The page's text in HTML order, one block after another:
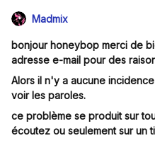
Madmix
bonjour honeybop merci de
adresse e-mail pour des
Alors il n'y a aucune
voir les paroles.
ce problème se produit sur
écoutez ou seulement sur un